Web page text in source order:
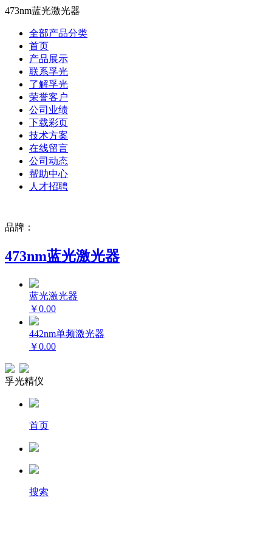
473nm蓝光激光器
全部产品分类
首页
产品展示
联系孚光
了解孚光
荣誉客户
公司业绩
下载彩页
技术方案
在线留言
公司动态
帮助中心
人才招聘
品牌：
473nm蓝光激光器
蓝光激光器
￥0.00
442nm单频激光器
￥0.00
孚光精仪
首页
搜索